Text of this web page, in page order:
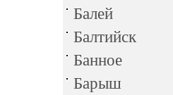
Балей
Балтийск
Банное
Барыш